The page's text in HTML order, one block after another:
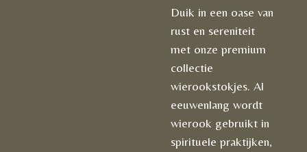
Duik in een oase van
rust en sereniteit
met onze premium
collectie
wierookstokjes. Al
eeuwenlang wordt
wierook gebruikt in
spirituele praktijken,